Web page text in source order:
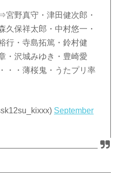
宮野真守・津田健次郎・
久保祥太郎・中村悠一・
行・寺島拓篤・鈴村健
・沢城みゆき・豊崎愛
・・薄桜鬼・うたプリ率
September